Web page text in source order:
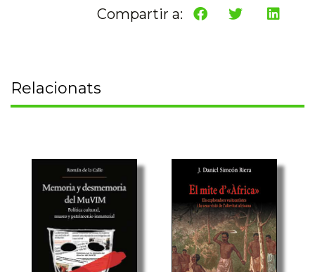
Compartir a:
Relacionats